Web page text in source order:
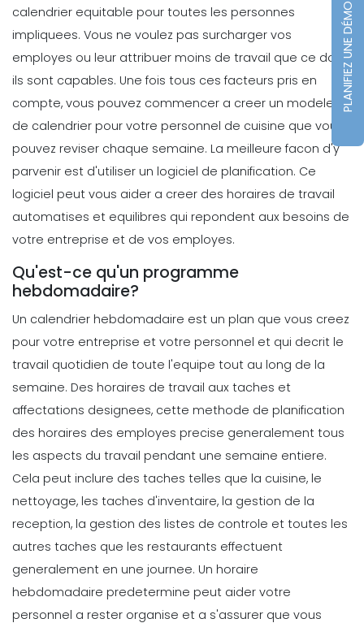
Comment maximiser votre horaire d'
Michelle Jaco Oct 12, 2020
Ce que signifie la planification
previsionnelle pour votre marque
Michelle Jaco Oct 12, 2020
5 strategies productives de gestion
du temps pour vous motiver
Michelle Jaco
Management
Comment gerer votre temps en tant
que gestionnaire de restaurant La
gestion du
Michelle Jaco Oct 12, 2020
Management
Pourquoi utiliser une application de
planification est plus rentable pour
votre entreprise
Michelle Jaco Oct 12, 2020
Lois du travail dans les restaurants
Expliquees
Michelle Jaco Oct 12, 2020
calendrier equitable pour toutes les personnes
impliquees. Vous ne voulez pas surcharger vos
employes ou leur attribuer moins de travail que ce dont
ils sont capables. Une fois tous ces facteurs pris en
compte, vous pouvez commencer a creer un modele
de calendrier pour votre personnel de cuisine que vous
pouvez reviser chaque semaine. La meilleure facon d'y
parvenir est d'utiliser un logiciel de planification. Ce
logiciel peut vous aider a creer des horaires de travail
automatises et equilibres qui repondent aux besoins de
votre entreprise et de vos employes.
Qu'est-ce qu'un programme
hebdomadaire?
Un calendrier hebdomadaire est un plan que vous creez
pour votre entreprise et votre personnel et qui decrit le
travail quotidien de toute l'equipe tout au long de la
semaine. Des horaires de travail aux taches et
affectations designees, cette methode de planification
des horaires des employes precise generalement tous
les aspects du travail pendant une semaine entiere.
Cela peut inclure des taches telles que la cuisine, le
nettoyage, les taches d'inventaire, la gestion de la
reception, la gestion des listes de controle et toutes les
autres taches que les restaurants effectuent
generalement en une journee. Un horaire
hebdomadaire predetermine peut aider votre
personnel a rester organise et a s'assurer que vous
PLANIFIEZ UNE DÉMO